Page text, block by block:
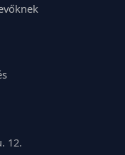
12.